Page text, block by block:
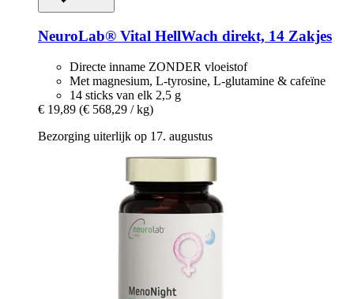
NeuroLab® Vital HellWach direkt, 14 Zakjes
Directe inname ZONDER vloeistof
Met magnesium, L-tyrosine, L-glutamine & cafeïne
14 sticks van elk 2,5 g
€ 19,89 (€ 568,29 / kg)
Bezorging uiterlijk op 17. augustus